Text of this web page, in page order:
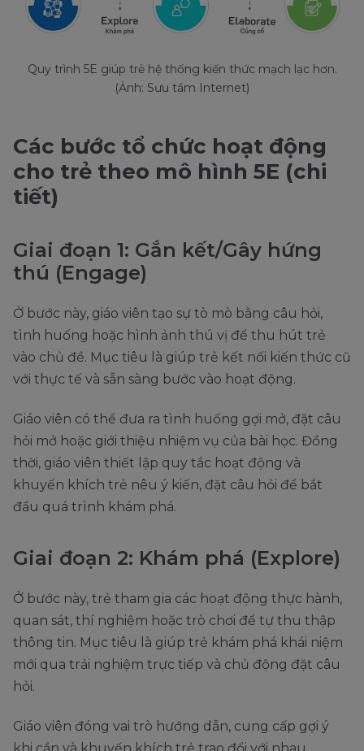
Quy trình 5E giúp trẻ hệ thống kiến thức mạch lạc hơn.
(Ảnh: Sưu tầm Internet)
Các bước tổ chức hoạt động
cho trẻ theo mô hình 5E (chi
tiết)
Giai đoạn 1: Gắn kết/Gây hứng
thú (Engage)
Ở bước này, giáo viên tạo sự tò mò bằng câu hỏi,
tình huống hoặc hình ảnh thú vị để thu hút trẻ
vào chủ đề. Mục tiêu là giúp trẻ kết nối kiến thức cũ
với thực tế và sẵn sàng bước vào hoạt động.
Giáo viên có thể đưa ra tình huống gợi mở, đặt câu
hỏi mở hoặc giới thiệu nhiệm vụ của bài học. Đồng
thời, giáo viên thiết lập quy tắc hoạt động và
khuyến khích trẻ nêu ý kiến, đặt câu hỏi để bắt
đầu quá trình khám phá.
Giai đoạn 2: Khám phá (Explore)
Ở bước này, trẻ tham gia các hoạt động thực hành,
quan sát, thí nghiệm hoặc trò chơi để tự thu thập
thông tin. Mục tiêu là giúp trẻ khám phá khái niệm
mới qua trải nghiệm trực tiếp và chủ động đặt câu
hỏi.
Giáo viên đóng vai trò hướng dẫn, cung cấp gợi ý
khi cần và khuyến khích trẻ trao đổi với nhau.